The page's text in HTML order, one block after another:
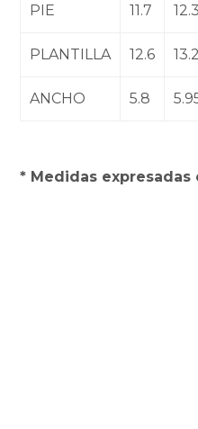
PIE 11.7 12.3
PLANTILLA 12.6 13.2
ANCHO 5.8
* Medidas